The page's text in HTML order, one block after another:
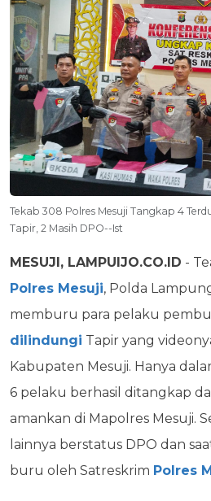
Tekab 308 Polres Mesuji Tangkap 4
Tapir, 2 Masih DPO--Ist
MESUJI, LAMPUIJO.CO.ID -
Polres Mesuji, Polda
memburu para pelaku
dilindungi Tapir yang
Kabupaten Mesuji. Hanya
6 pelaku berhasil ditangkap
amankan di Mapolres Mesuji.
lainnya berstatus DPO dan
buru oleh Satreskrim Polres